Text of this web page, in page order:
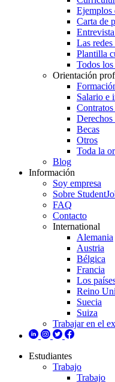
Ejemplos
Carta de
Las redes
Plantilla
Todos
Orientación
Salario e
Derechos
Becas
Otros
Toda la
Blog
Información
Soy empresa
Sobre
FAQ
Contacto
International
Alemania
Austria
Bélgica
Francia
Los
Reino
Suecia
Suiza
Trabajar en el
Estudiantes
Trabajo
Trabajo